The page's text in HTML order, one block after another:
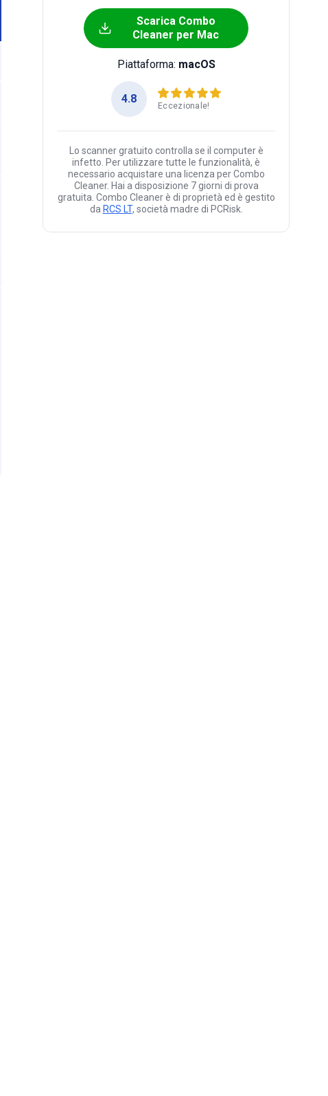
Scarica Combo
Cleaner per Mac
Piattaforma: macOS
4.8
Eccezionale!
Lo scanner gratuito controlla se il computer è
infetto. Per utilizzare tutte le funzionalità, è
necessario acquistare una licenza per Combo
Cleaner. Hai a disposizione 7 giorni di prova
gratuita. Combo Cleaner è di proprietà ed è gestito
da RCS LT, società madre di PCRisk.